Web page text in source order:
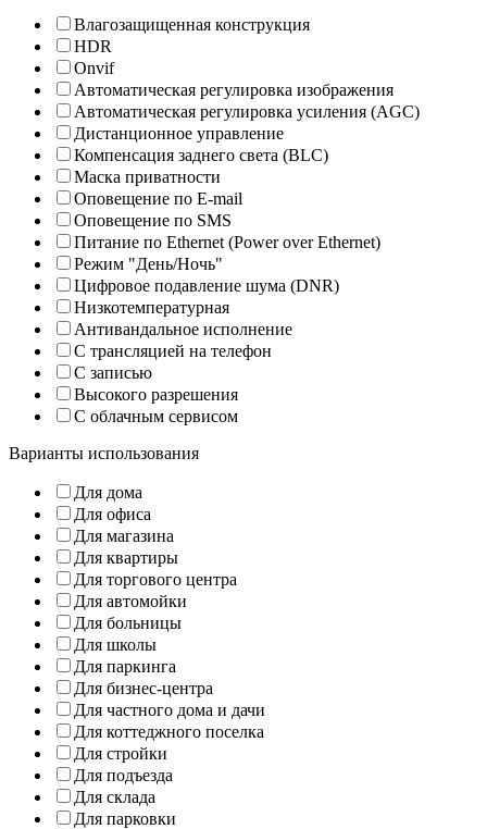
Влагозащищенная конструкция
HDR
Onvif
Автоматическая регулировка изображения
Автоматическая регулировка усиления (AGC)
Дистанционное управление
Компенсация заднего света (BLC)
Маска приватности
Оповещение по E-mail
Оповещение по SMS
Питание по Ethernet (Power over Ethernet)
Режим "День/Ночь"
Цифровое подавление шума (DNR)
Низкотемпературная
Антивандальное исполнение
С трансляцией на телефон
С записью
Высокого разрешения
С облачным сервисом
Варианты использования
Для дома
Для офиса
Для магазина
Для квартиры
Для торгового центра
Для автомойки
Для больницы
Для школы
Для паркинга
Для бизнес-центра
Для частного дома и дачи
Для коттеджного поселка
Для стройки
Для подъезда
Для склада
Для парковки